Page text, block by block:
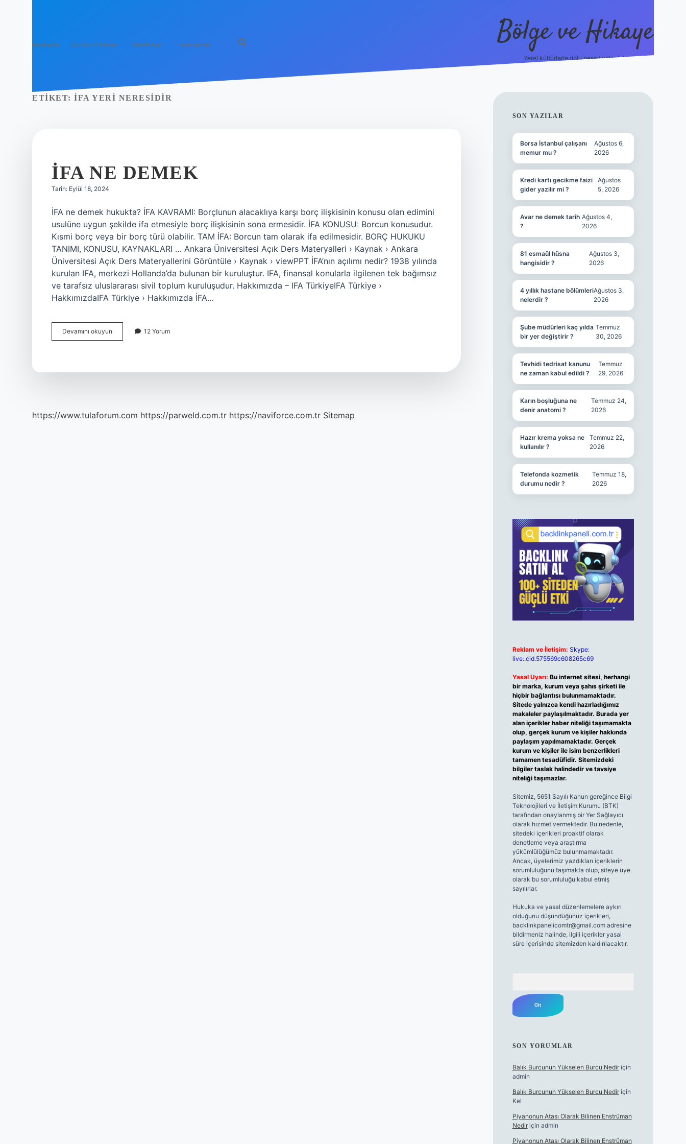
Anasayfa Gizlilik Politikası Yasal Uyarı Hakkımızda Bölge ve Hikaye
Yerel kültürlerle dolu neşeli yolculuk!
ETIKET: İFA YERI NERESIDIR
İFA NE DEMEK
Tarih: Eylül 18, 2024
İFA ne demek hukukta? İFA KAVRAMI: Borçlunun alacaklıya karşı borç ilişkisinin konusu olan edimini
usulüne uygun şekilde ifa etmesiyle borç ilişkisinin sona ermesidir. İFA KONUSU: Borcun konusudur.
Kısmi borç veya bir borç türü olabilir. TAM İFA: Borcun tam olarak ifa edilmesidir. BORÇ HUKUKU
TANIMI, KONUSU, KAYNAKLARI … Ankara Üniversitesi Açık Ders Materyalleri › Kaynak › Ankara
Üniversitesi Açık Ders Materyallerini Görüntüle › Kaynak › viewPPT İFA’nın açılımı nedir? 1938 yılında
kurulan IFA, merkezi Hollanda’da bulunan bir kuruluştur. IFA, finansal konularla ilgilenen tek bağımsız
ve tarafsız uluslararası sivil toplum kuruluşudur. Hakkımızda – IFA TürkiyeIFA Türkiye ›
HakkımızdaIFA Türkiye › Hakkımızda İFA…
Devamını okuyun
Ne
12 Yorum
https://www.tulaforum.com https://parweld.com.tr https://naviforce.com.tr Sitemap
SIDEBAR
SON YAZILAR
Borsa İstanbul çalışanı
memur mu ?
Ağustos 6,
2026
Kredi kartı gecikme faizi
gider yazilir mi ?
Ağustos
5, 2026
Avar ne demek tarih
?
Ağustos 4,
2026
81 esmaül hüsna
hangisidir ?
Ağustos 3,
2026
4 yıllık hastane bölümleri
nelerdir ?
Ağustos 3,
2026
Şube müdürleri kaç yılda
bir yer değiştirir ?
Temmuz
30, 2026
Tevhidi tedrisat kanunu
ne zaman kabul edildi ?
Temmuz
29, 2026
Karın boşluğuna ne
denir anatomi ?
Temmuz 24,
2026
Hazır krema yoksa ne
kullanılır ?
Temmuz 22,
2026
Telefonda kozmetik
durumu nedir ?
Temmuz 18,
2026
Reklam ve İletişim: Skype:
live:.cid.575569c608265c69
Yasal Uyarı: Bu internet sitesi, herhangi
bir marka, kurum veya şahıs şirketi ile
hiçbir bağlantısı bulunmamaktadır.
Sitede yalnızca kendi hazırladığımız
makaleler paylaşılmaktadır. Burada yer
alan içerikler haber niteliği taşımamakta
olup, gerçek kurum ve kişiler hakkında
paylaşım yapılmamaktadır. Gerçek
kurum ve kişiler ile isim benzerlikleri
tamamen tesadüfidir. Sitemizdeki
bilgiler taslak halindedir ve tavsiye
niteliği taşımazlar.
Sitemiz, 5651 Sayılı Kanun gereğince Bilgi
Teknolojileri ve İletişim Kurumu (BTK)
tarafından onaylanmış bir Yer Sağlayıcı
olarak hizmet vermektedir. Bu nedenle,
sitedeki içerikleri proaktif olarak
denetleme veya araştırma
yükümlülüğümüz bulunmamaktadır.
Ancak, üyelerimiz yazdıkları içeriklerin
sorumluluğunu taşımakta olup, siteye üye
olarak bu sorumluluğu kabul etmiş
sayılırlar.
Hukuka ve yasal düzenlemelere aykırı
olduğunu düşündüğünüz içerikleri,
backlinkpanelicomtr@gmail.comadresine
bildirmeniz halinde, ilgili içerikler yasal
süre içerisinde sitemizden kaldırılacaktır.
SON YORUMLAR
Balık Burcunun Yükselen Burcu Nediriçin
admin
Balık Burcunun Yükselen Burcu Nediriçin
Kel
Piyanonun Atası Olarak Bilinen Enstrüman
Nediriçin admin
Piyanonun Atası Olarak Bilinen Enstrüman
grand opera